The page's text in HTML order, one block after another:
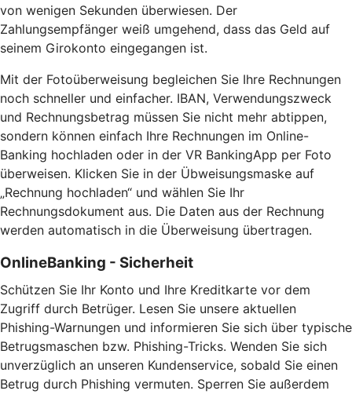
von wenigen Sekunden überwiesen. Der
Zahlungsempfänger weiß umgehend, dass das Geld auf
seinem Girokonto eingegangen ist.
Mit der Fotoüberweisung begleichen Sie Ihre Rechnungen
noch schneller und einfacher. IBAN, Verwendungszweck
und Rechnungsbetrag müssen Sie nicht mehr abtippen,
sondern können einfach Ihre Rechnungen im Online-
Banking hochladen oder in der VR BankingApp per Foto
überweisen. Klicken Sie in der Übweisungsmaske auf
„Rechnung hochladen“ und wählen Sie Ihr
Rechnungsdokument aus. Die Daten aus der Rechnung
werden automatisch in die Überweisung übertragen.
OnlineBanking - Sicherheit
Schützen Sie Ihr Konto und Ihre Kreditkarte vor dem
Zugriff durch Betrüger. Lesen Sie unsere aktuellen
Phishing-Warnungen und informieren Sie sich über typische
Betrugsmaschen bzw. Phishing-Tricks. Wenden Sie sich
unverzüglich an unseren Kundenservice, sobald Sie einen
Betrug durch Phishing vermuten. Sperren Sie außerdem